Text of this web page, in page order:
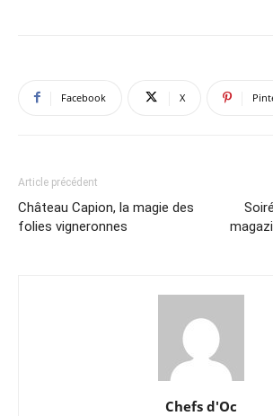
Facebook X
Article précédent
Château Capion, la magie des
folies vigneronnes
Chefs d'Oc